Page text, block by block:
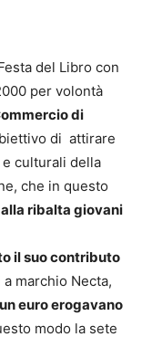
del Libro con
per volontà
di
di attirare
culturali della
che in questo
ribalta giovani
il suo contributo
marchio Necta,
euro erogavano
modo la sete